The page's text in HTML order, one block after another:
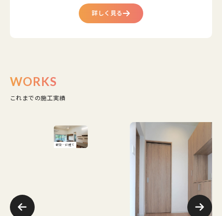
詳しく見る
WORKS
これまでの施工実績